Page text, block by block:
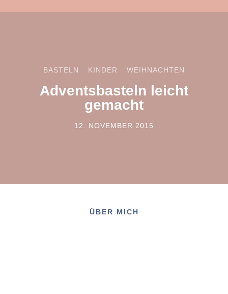
BASTELN KINDER WEIHNACHTEN
Adventsbasteln leicht
gemacht
POSTED ON
12. NOVEMBER 2015
ÜBER MICH